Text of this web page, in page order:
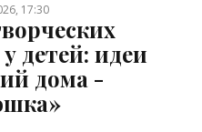
17:30
детей: идеи
дома -